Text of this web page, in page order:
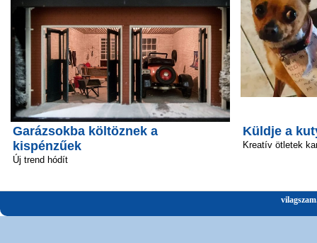
Garázsokba költöznek a
kispénzűek
Új trend hódít
Küldje a
Kreatív ötletek